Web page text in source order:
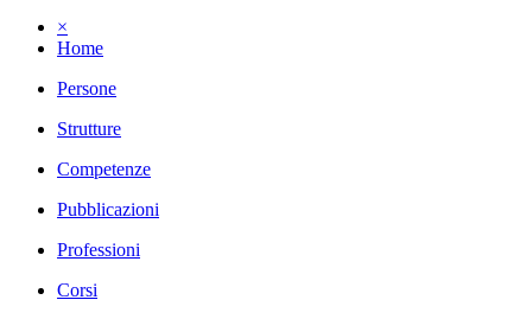
×
Home
Persone
Strutture
Competenze
Pubblicazioni
Professioni
Corsi